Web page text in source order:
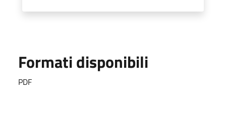
Formati disponibili
PDF